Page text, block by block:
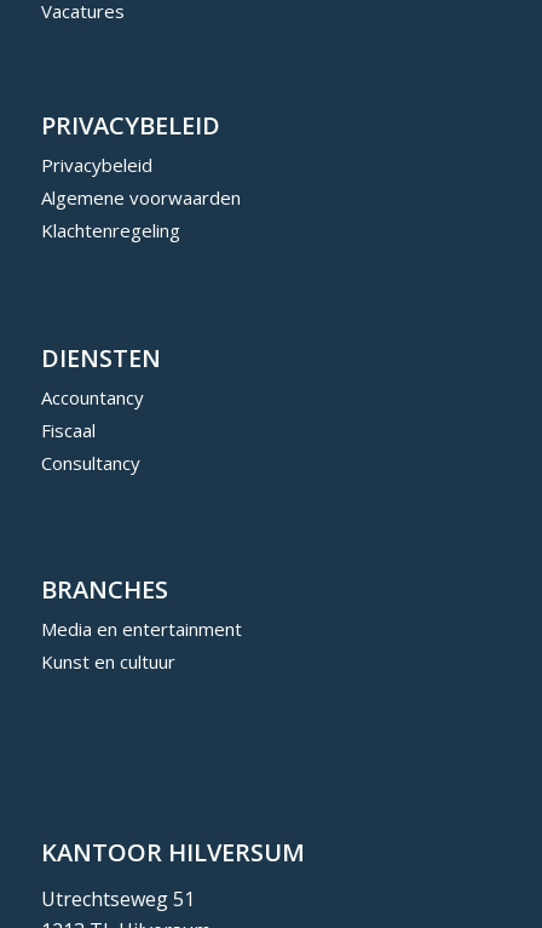
Vacatures
PRIVACYBELEID
Privacybeleid
Algemene voorwaarden
Klachtenregeling
DIENSTEN
Accountancy
Fiscaal
Consultancy
BRANCHES
Media en entertainment
Kunst en cultuur
KANTOOR HILVERSUM
Utrechtseweg 51